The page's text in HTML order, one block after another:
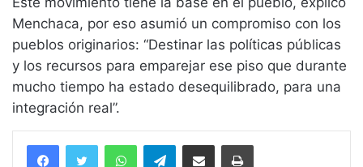
Menchaca, por eso asumió un compromiso con los
pueblos originarios: “Destinar las políticas públicas
y los recursos para emparejar ese piso que durante
mucho tiempo ha estado desequilibrado, para una
integración real”.
WhatsAppTelegramCompartir vía email Imprimir